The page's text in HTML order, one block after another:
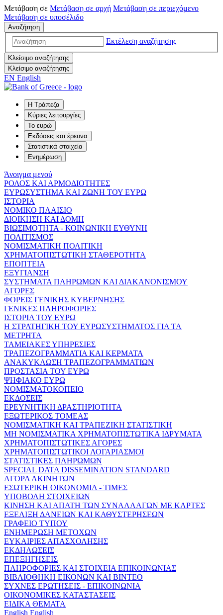
Μετάβαση σε Μετάβαση σε αρχή Μετάβαση σε περιεχόμενο
Μετάβαση σε υποσέλιδο
Αναζήτηση
Εκτέλεση αναζήτησης
Κλείσιμο αναζήτησης
Κλείσιμο αναζήτησης
EN English
Η Τράπεζα
Κύριες λειτουργίες
Το ευρώ
Εκδόσεις και έρευνα
Στατιστικά στοιχεία
Ενημέρωση
Άνοιγμα μενού
ΡΟΛΟΣ ΚΑΙ ΑΡΜΟΔΙΟΤΗΤΕΣ
ΕΥΡΩΣΥΣΤΗΜΑ ΚΑΙ ΖΩΝΗ ΤΟΥ ΕΥΡΩ
ΙΣΤΟΡΙΑ
ΝΟΜΙΚΟ ΠΛΑΙΣΙΟ
ΔΙΟΙΚΗΣΗ ΚΑΙ ΔΟΜΗ
ΒΙΩΣΙΜΟΤΗΤΑ - ΚΟΙΝΩΝΙΚΗ ΕΥΘΥΝΗ
ΠΟΛΙΤΙΣΜΟΣ
ΝΟΜΙΣΜΑΤΙΚΗ ΠΟΛΙΤΙΚΗ
ΧΡΗΜΑΤΟΠΙΣΤΩΤΙΚΗ ΣΤΑΘΕΡΟΤΗΤΑ
ΕΠΟΠΤΕΙΑ
ΕΞΥΓΙΑΝΣΗ
ΣΥΣΤΗΜΑΤΑ ΠΛΗΡΩΜΩΝ ΚΑΙ ΔΙΑΚΑΝΟΝΙΣΜΟΥ
ΑΓΟΡΕΣ
ΦΟΡΕΙΣ ΓΕΝΙΚΗΣ ΚΥΒΕΡΝΗΣΗΣ
ΓΕΝΙΚΕΣ ΠΛΗΡΟΦΟΡΙΕΣ
ΙΣΤΟΡΙΑ ΤΟΥ ΕΥΡΩ
Η ΣΤΡΑΤΗΓΙΚΗ ΤΟΥ ΕΥΡΩΣΥΣΤΗΜΑΤΟΣ ΓΙΑ ΤΑ
ΜΕΤΡΗΤΑ
ΤΑΜΕΙΑΚΕΣ ΥΠΗΡΕΣΙΕΣ
ΤΡΑΠΕΖΟΓΡΑΜΜΑΤΙΑ ΚΑΙ ΚΕΡΜΑΤΑ
ΑΝΑΚΥΚΛΩΣΗ ΤΡΑΠΕΖΟΓΡΑΜΜΑΤΙΩΝ
ΠΡΟΣΤΑΣΙΑ ΤΟΥ ΕΥΡΩ
ΨΗΦΙΑΚΟ ΕΥΡΩ
ΝΟΜΙΣΜΑΤΟΚΟΠΕΙΟ
ΕΚΔΟΣΕΙΣ
ΕΡΕΥΝΗΤΙΚΗ ΔΡΑΣΤΗΡΙΟΤΗΤΑ
ΕΞΩΤΕΡΙΚΟΣ ΤΟΜΕΑΣ
ΝΟΜΙΣΜΑΤΙΚΗ ΚΑΙ ΤΡΑΠΕΖΙΚΗ ΣΤΑΤΙΣΤΙΚΗ
ΜΗ ΝΟΜΙΣΜΑΤΙΚΑ ΧΡΗΜΑΤΟΠΙΣΤΩΤΙΚΑ ΙΔΡΥΜΑΤΑ
ΧΡΗΜΑΤΟΠΙΣΤΩΤΙΚΕΣ ΑΓΟΡΕΣ
ΧΡΗΜΑΤΟΠΙΣΤΩΤΙΚΟΙ ΛΟΓΑΡΙΑΣΜΟΙ
ΣΤΑΤΙΣΤΙΚΕΣ ΠΛΗΡΩΜΩΝ
SPECIAL DATA DISSEMINATION STANDARD
ΑΓΟΡΑ ΑΚΙΝΗΤΩΝ
ΕΣΩΤΕΡΙΚΗ ΟΙΚΟΝΟΜΙΑ - ΤΙΜΕΣ
ΥΠΟΒΟΛΗ ΣΤΟΙΧΕΙΩΝ
ΚΙΝΗΣΗ ΚΑΙ ΑΠΑΤΗ ΤΩΝ ΣΥΝΑΛΛΑΓΩΝ ΜΕ ΚΑΡΤΕΣ
ΕΞΕΛΙΞΗ ΔΑΝΕΙΩΝ ΚΑΙ ΚΑΘΥΣΤΕΡΗΣΕΩΝ
ΓΡΑΦΕΙΟ ΤΥΠΟΥ
ΕΝΗΜΕΡΩΣΗ ΜΕΤΟΧΩΝ
ΕΥΚΑΙΡΙΕΣ ΑΠΑΣΧΟΛΗΣΗΣ
ΕΚΔΗΛΩΣΕΙΣ
ΕΠΕΞΗΓΗΣΕΙΣ
ΠΛΗΡΟΦΟΡΙΕΣ ΚΑΙ ΣΤΟΙΧΕΙΑ ΕΠΙΚΟΙΝΩΝΙΑΣ
ΒΙΒΛΙΟΘΗΚΗ ΕΙΚΟΝΩΝ ΚΑΙ ΒΙΝΤΕΟ
ΣΥΧΝΕΣ ΕΡΩΤΗΣΕΙΣ - ΕΠΙΚΟΙΝΩΝΙΑ
ΟΙΚΟΝΟΜΙΚΕΣ ΚΑΤΑΣΤΑΣΕΙΣ
ΕΙΔΙΚΑ ΘΕΜΑΤΑ
English English